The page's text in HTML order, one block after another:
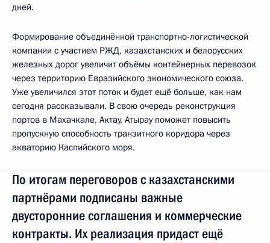
дней.
Формирование объединённой транспортно-логистической
компании с участием РЖД, казахстанских и белорусских
железных дорог увеличит объёмы контейнерных перевозок
через территорию Евразийского экономического союза.
Уже увеличился этот поток и будет ещё больше, как нам
сегодня рассказывали. В свою очередь реконструкция
портов в Махачкале, Актау, Атырау поможет повысить
пропускную способность транзитного коридора через
акваторию Каспийского моря.
По итогам переговоров с казахстанскими
партнёрами подписаны важные
двусторонние соглашения и коммерческие
контракты. Их реализация придаст ещё